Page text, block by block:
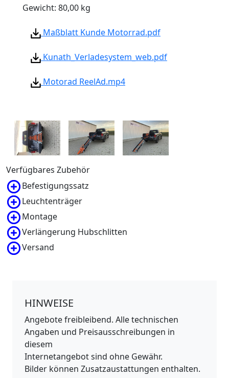
Gewicht: 80,00 kg
Maßblatt Kunde Motorrad.pdf
Kunath_Verladesystem_web.pdf
Motorad ReelAd.mp4
Verfügbares Zubehör
Befestigungssatz
Leuchtenträger
Montage
Verlängerung Hubschlitten
Versand
HINWEISE
Angebote freibleibend. Alle technischen
Angaben und Preisausschreibungen in
diesem
Internetangebot sind ohne Gewähr.
Bilder können Zusatzaustattungen enthalten.